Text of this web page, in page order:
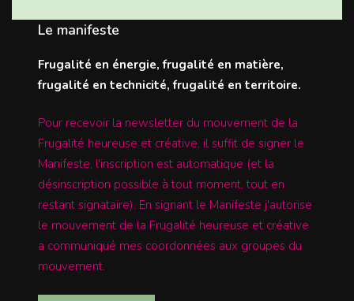
Le manifeste
Frugalité en énergie, frugalité en matière,
frugalité en technicité, frugalité en territoire.
Pour recevoir la newsletter du mouvement de la
Frugalité heureuse et créative, il suffit de signer le
Manifeste, l'inscription est automatique (et la
désinscription possible à tout moment, tout en
restant signataire). En signant le Manifeste j'autorise
le mouvement de la Frugalité heureuse et créative
a communiqué mes coordonnées aux groupes du
mouvement.